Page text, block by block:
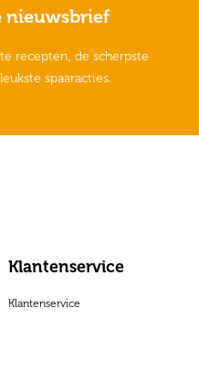
nieuwsbrief
recepten, de scherpste
spaaracties.
Klantenservice
Klantenservice